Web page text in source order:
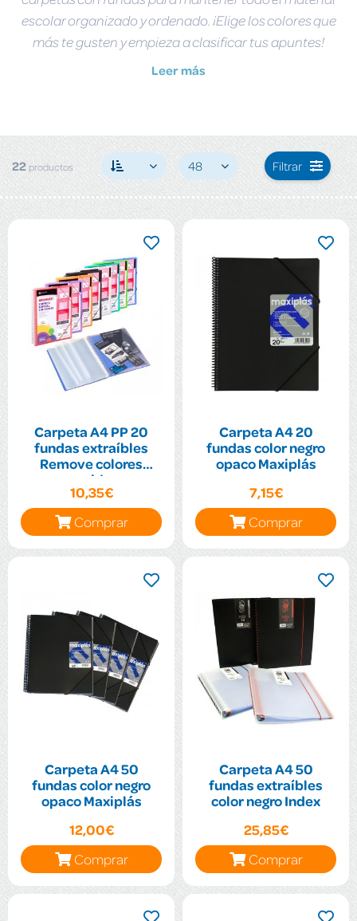
escolar organizado y ordenado. ¡Elige los colores que
más te gusten y empieza a clasificar tus apuntes!
Leer más
22 productos 48 Filtrar
Carpeta A4 PP 20
fundas extraíbles
Remove colores
surtidos
10,35€
Comprar
Carpeta A4 20
fundas color negro
opaco Maxiplás
7,15€
Comprar
Carpeta A4 50
fundas color negro
opaco Maxiplás
12,00€
Comprar
Carpeta A4 50
fundas extraíbles
color negro Index
25,85€
Comprar